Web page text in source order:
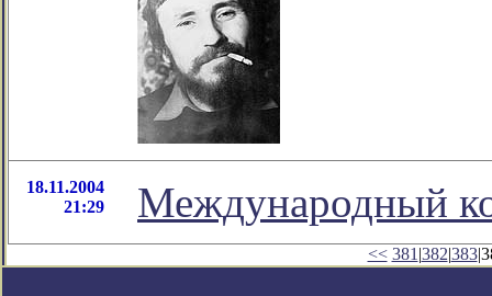
18.11.2004
21:29
Международный
<< 381 |382|383